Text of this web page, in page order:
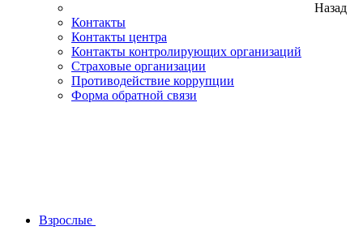
Назад
Контакты
Контакты центра
Контакты контролирующих организаций
Страховые организации
Противодействие коррупции
Форма обратной связи
Взрослые